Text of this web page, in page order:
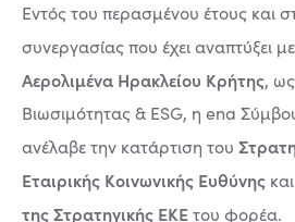
Εντός του περασμένου έτους και
συνεργασίας που έχει αναπτύξει
Αερολιμένα Ηρακλείου Κρήτης,
Βιωσιμότητας & ESG, η ena
ανέλαβε την κατάρτιση του
Εταιρικής Κοινωνικής Ευθύνης
της Στρατηγικής ΕΚΕτου φορέα.